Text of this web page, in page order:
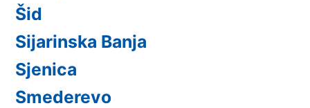
Šid
Sijarinska Banja
Sjenica
Smederevo